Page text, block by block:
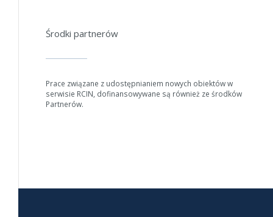
Środki partnerów
Prace związane z udostępnianiem nowych obiektów w
serwisie RCIN, dofinansowywane są również ze środków
Partnerów.